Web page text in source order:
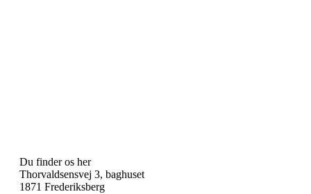
Du finder os her
Thorvaldsensvej 3, baghuset
1871 Frederiksberg